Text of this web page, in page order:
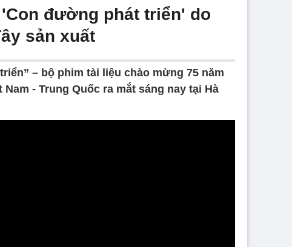
đường phát triển' do
sản xuất
– bộ phim tài liệu chào mừng 75 năm
- Trung Quốc ra mắt sáng nay tại Hà